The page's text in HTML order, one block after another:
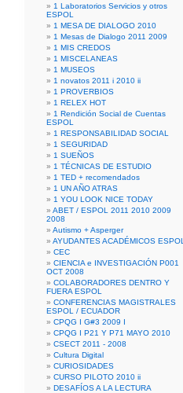
1 Laboratorios Servicios y otros
ESPOL
1 MESA DE DIALOGO 2010
1 Mesas de Dialogo 2011 2009
1 MIS CREDOS
1 MISCELANEAS
1 MUSEOS
1 novatos 2011 i 2010 ii
1 PROVERBIOS
1 RELEX HOT
1 Rendición Social de Cuentas
ESPOL
1 RESPONSABILIDAD SOCIAL
1 SEGURIDAD
1 SUEÑOS
1 TÉCNICAS DE ESTUDIO
1 TED + recomendados
1 UN AÑO ATRAS
1 YOU LOOK NICE TODAY
ABET / ESPOL 2011 2010 2009
2008
Autismo + Asperger
AYUDANTES ACADÉMICOS ESPOL
CEC
CIENCIA e INVESTIGACIÓN P001
OCT 2008
COLABORADORES DENTRO Y
FUERA ESPOL
CONFERENCIAS MAGISTRALES
ESPOL / ECUADOR
CPQG I G#3 2009 I
CPQG I P21 Y P71 MAYO 2010
CSECT 2011 - 2008
Cultura Digital
CURIOSIDADES
CURSO PILOTO 2010 ii
DESAFÍOS A LA LECTURA